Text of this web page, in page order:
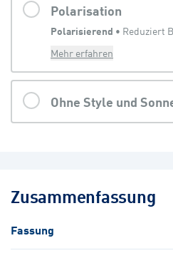
Polarisation
Polarisierend •
Mehr erfahren
Ohne Style und
Zusammenfassung
Fassung